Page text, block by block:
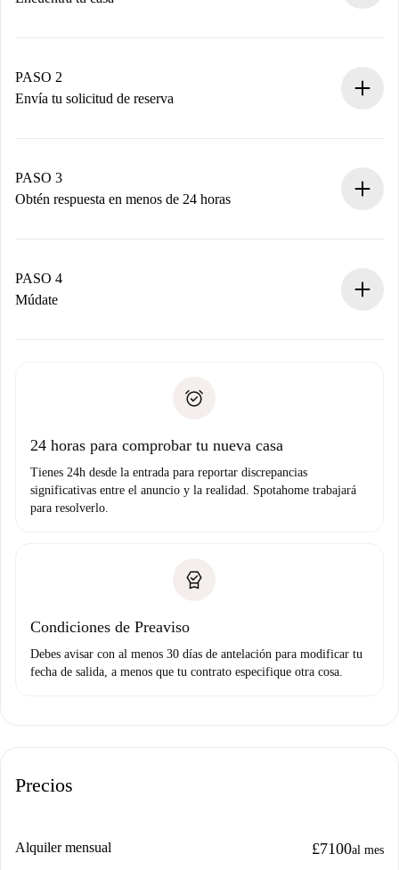
Tienes toda la información necesaria por adelantado.
PASO 2
Envía tu solicitud de reserva
propietario acepte.
PASO 3
Obtén respuesta en menos de 24 horas
contacto con el propietario.
Si es rechazada: No te haremos ningún cargo y te
Prueba de solvencia
PASO 4
Múdate
no nos comunicas ningún problema.
24 horas para comprobar tu nueva casa
Tienes 24h desde la entrada para reportar discrepancias
significativas entre el anuncio y la realidad. Spotahome trabajará
para resolverlo.
Condiciones de Preaviso
Debes avisar con al menos 30 días de antelación para modificar tu
fecha de salida, a menos que tu contrato especifique otra cosa.
Precios
Alquiler mensual £7100al mes